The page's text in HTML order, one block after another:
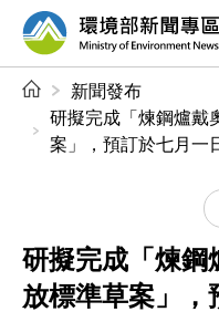
前往中央內容區塊
環境部新
新聞發布
研擬完成「煉鋼爐戴
案」，預訂於七月一
研擬完成「煉鋼
放標準草案」，